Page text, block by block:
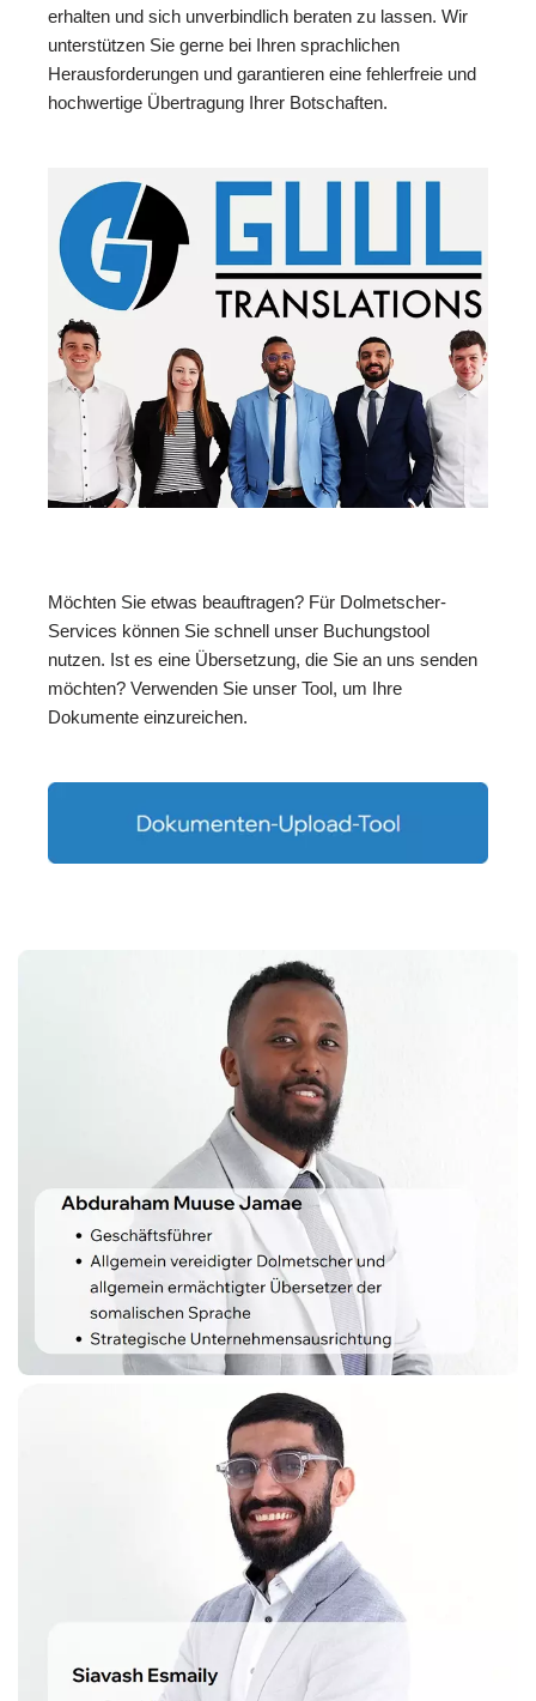
erhalten und sich unverbindlich beraten zu lassen. Wir
unterstützen Sie gerne bei Ihren sprachlichen
Herausforderungen und garantieren eine fehlerfreie und
hochwertige Übertragung Ihrer Botschaften.
Möchten Sie etwas beauftragen? Für Dolmetscher-
Services können Sie schnell unser Buchungstool
nutzen. Ist es eine Übersetzung, die Sie an uns senden
möchten? Verwenden Sie unser Tool, um Ihre
Dokumente einzureichen.